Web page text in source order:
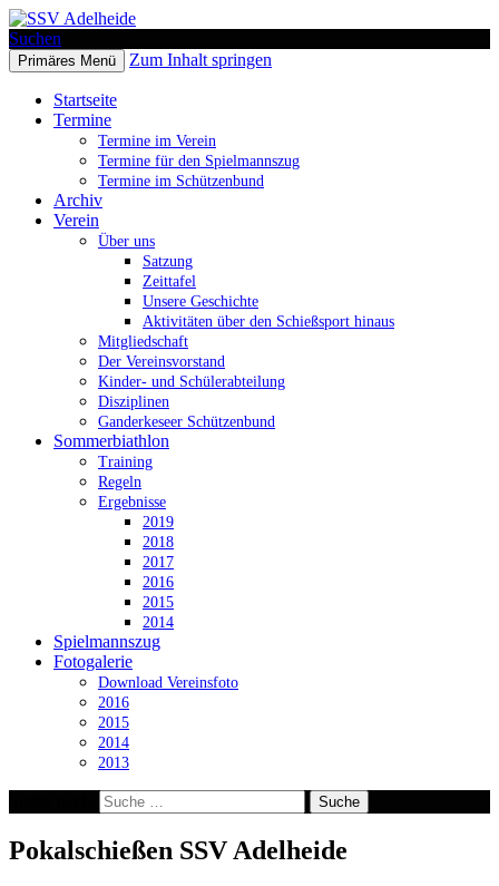
SSV Adelheide
Suchen
Primäres Menü Zum Inhalt springen
Startseite
Termine
Termine im Verein
Termine für den Spielmannszug
Termine im Schützenbund
Archiv
Verein
Über uns
Satzung
Zeittafel
Unsere Geschichte
Aktivitäten über den Schießsport hinaus
Mitgliedschaft
Der Vereinsvorstand
Kinder- und Schülerabteilung
Disziplinen
Ganderkeseer Schützenbund
Sommerbiathlon
Training
Regeln
Ergebnisse
2019
2018
2017
2016
2015
2014
Spielmannszug
Fotogalerie
Download Vereinsfoto
2016
2015
2014
2013
Pokalschießen SSV Adelheide